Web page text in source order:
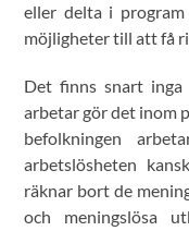
eller delta i
möjligheter till att få
Det finns snart inga
arbetar gör det inom
befolkningen
arbetslösheten
räknar bort de
och meningslösa